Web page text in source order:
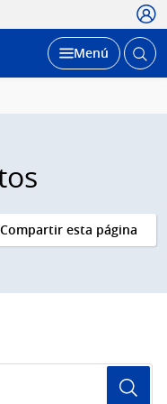
Desplegar
Menú Abrir
Compartir esta página